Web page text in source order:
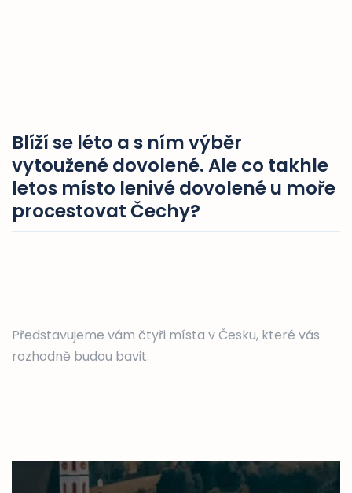
Blíží se léto a s ním výběr
vytoužené dovolené. Ale co takhle
letos místo lenivé dovolené u moře
procestovat Čechy?
Představujeme vám čtyři místa v Česku, které vás
rozhodně budou bavit.